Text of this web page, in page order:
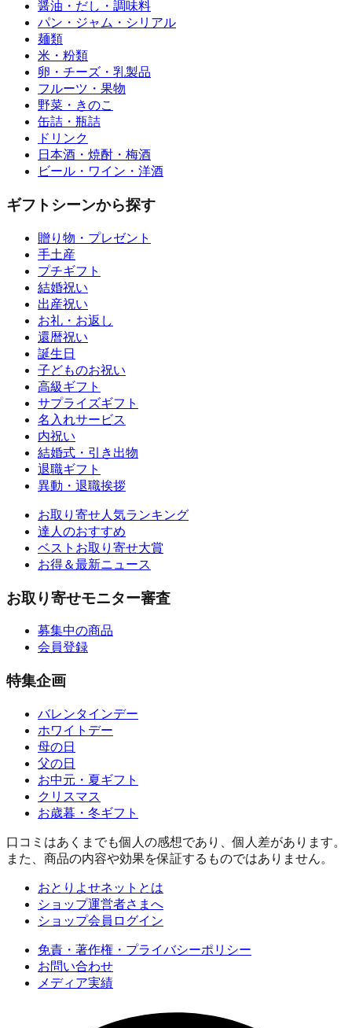
醤油・だし・調味料
パン・ジャム・シリアル
麺類
米・粉類
卵・チーズ・乳製品
フルーツ・果物
野菜・きのこ
缶詰・瓶詰
ドリンク
日本酒・焼酎・梅酒
ビール・ワイン・洋酒
ギフトシーンから探す
贈り物・プレゼント
手土産
プチギフト
結婚祝い
出産祝い
お礼・お返し
還暦祝い
誕生日
子どものお祝い
高級ギフト
サプライズギフト
名入れサービス
内祝い
結婚式・引き出物
退職ギフト
異動・退職挨拶
お取り寄せ人気ランキング
達人のおすすめ
ベストお取り寄せ大賞
お得＆最新ニュース
お取り寄せモニター審査
募集中の商品
会員登録
特集企画
バレンタインデー
ホワイトデー
母の日
父の日
お中元・夏ギフト
クリスマス
お歳暮・冬ギフト
口コミはあくまでも個人の感想であり、個人差があります。
また、商品の内容や効果を保証するものではありません。
おとりよせネットとは
ショップ運営者さまへ
ショップ会員ログイン
免責・著作権・プライバシーポリシー
お問い合わせ
メディア実績